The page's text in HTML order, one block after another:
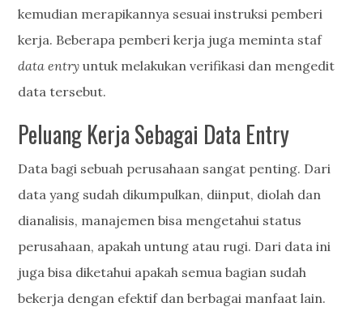
kemudian merapikannya sesuai instruksi pemberi
kerja. Beberapa pemberi kerja juga meminta staf
data entry untuk melakukan verifikasi dan mengedit
data tersebut.
Peluang Kerja Sebagai Data Entry
Data bagi sebuah perusahaan sangat penting. Dari
data yang sudah dikumpulkan, diinput, diolah dan
dianalisis, manajemen bisa mengetahui status
perusahaan, apakah untung atau rugi. Dari data ini
juga bisa diketahui apakah semua bagian sudah
bekerja dengan efektif dan berbagai manfaat lain.